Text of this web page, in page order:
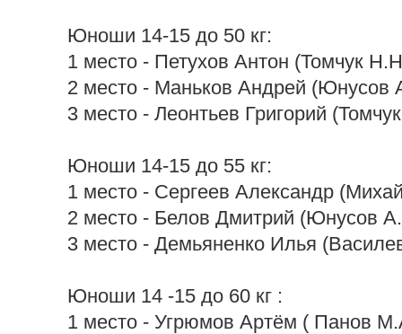
Юноши 14-15 до 50 кг:
1 место - Петухов Антон (Томчук
2 место - Маньков Андрей (Юнусов
3 место - Леонтьев Григорий
Юноши 14-15 до 55 кг:
1 место - Сергеев Александр
2 место - Белов Дмитрий (Юнусов
3 место - Демьяненко Илья
Юноши 14 -15 до 60 кг :
1 место - Угрюмов Артём ( Панов